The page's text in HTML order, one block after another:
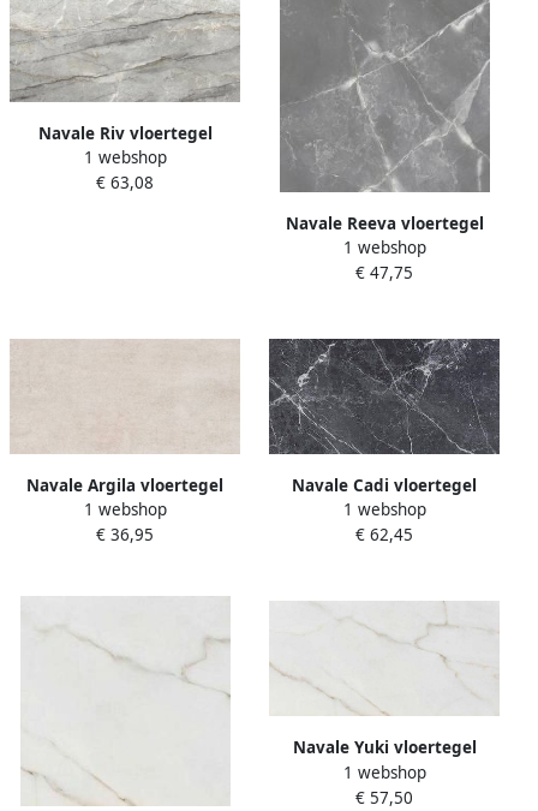
Navale Riv vloertegel
marmerlook 60x120cm grijs
mat gerectificeerd
1 webshop
€ 63,08
Navale Reeva vloertegel
marmerlook 60x60cm grijs
mat gerectificeerd
1 webshop
€ 47,75
Navale Argila vloertegel
30x60cm beige
gerectificeerd
1 webshop
€ 36,95
Navale Cadi vloertegel
marmerlook 60x120cm
antraciet gerectificeerd
1 webshop
€ 62,45
Navale Yuki vloertegel
marmerlook 60x120cm wit
mat gerectificeerd
1 webshop
€ 57,50